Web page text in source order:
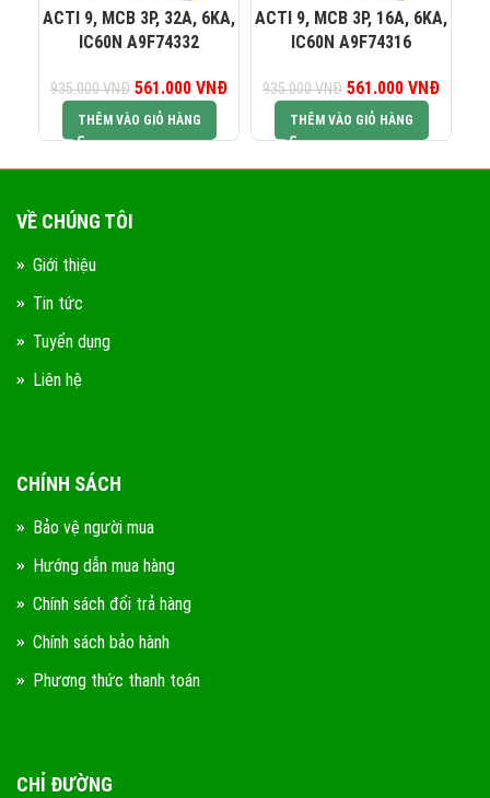
ACTI 9, MCB 3P, 32A, 6KA,
IC60N A9F74332
935.000VNĐ
Giá gốc là:
935.000 VNĐ.
561.000 VNĐ Giá hiện tại là:
561.000 VNĐ.
THÊM VÀO GIỎ HÀNG
ACTI 9, MCB 3P, 16A, 6KA,
IC60N A9F74316
935.000VNĐ
Giá gốc là:
935.000 VNĐ.
561.000 VNĐ
THÊM VÀO GIỎ HÀNG
VỀ CHÚNG TÔI
Giới thiệu
Tin tức
Tuyển dụng
Liên hệ
CHÍNH SÁCH
Bảo vệ người mua
Hướng dẫn mua hàng
Chính sách đổi trả hàng
Chính sách bảo hành
Phương thức thanh toán
CHỈ ĐƯỜNG
KINH DOANH 4: 0823 944 186